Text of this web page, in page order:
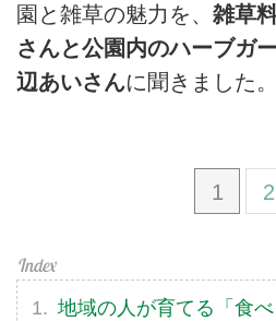
園と雑草の魅力を、 雑草
さんと公園内のハーブガ
辺あいさんに聞きました。
1 2
地域の人が育てる「食べ